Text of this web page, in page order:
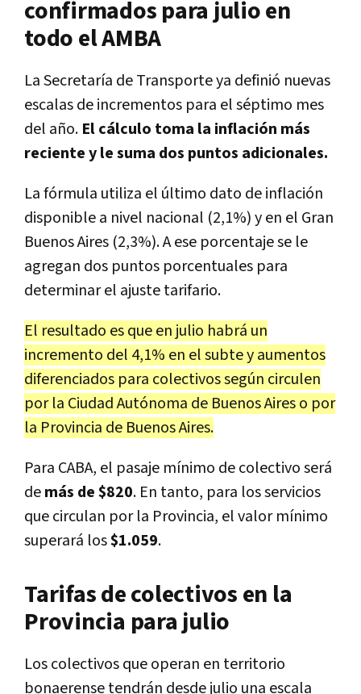
confirmados para julio en
todo el AMBA
La Secretaría de Transporte ya definió nuevas
escalas de incrementos para el séptimo mes
del año. El cálculo toma la inflación más
reciente y le suma dos puntos adicionales.
La fórmula utiliza el último dato de inflación
disponible a nivel nacional (2,1%) y en el Gran
Buenos Aires (2,3%). A ese porcentaje se le
agregan dos puntos porcentuales para
determinar el ajuste tarifario.
El resultado es que en julio habrá un
incremento del 4,1% en el subte y aumentos
diferenciados para colectivos según circulen
por la Ciudad Autónoma de Buenos Aires o por
la Provincia de Buenos Aires.
Para CABA, el pasaje mínimo de colectivo será
demás de $820. En tanto, para los servicios
que circulan por la Provincia, el valor mínimo
superará los$1.059.
Tarifas de colectivos en la
Provincia para julio
Los colectivos que operan en territorio
bonaerense tendrán desde julio una escala